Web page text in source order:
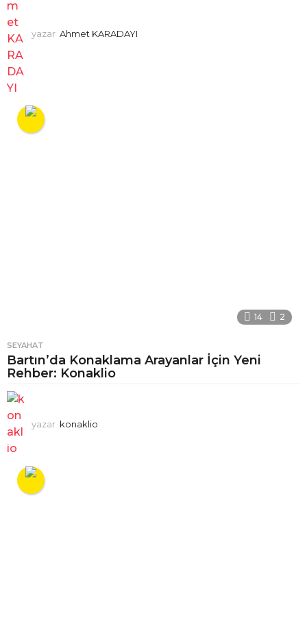
yazar Ahmet KARADAYI
14 2
SEYAHAT
Bartın’da Konaklama Arayanlar İçin Yeni
Rehber: Konaklio
yazar konaklio